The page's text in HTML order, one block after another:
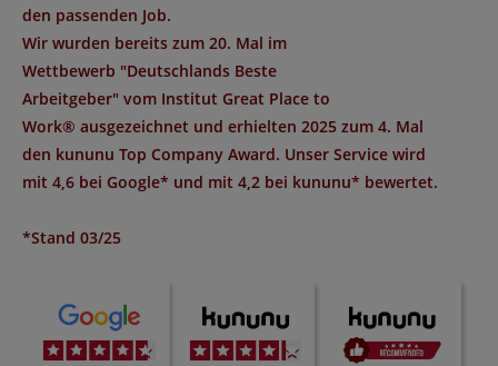
den passenden Job.
Wir wurden bereits zum 20. Mal im
Wettbewerb "Deutschlands Beste
Arbeitgeber" vom Institut Great Place to
Work® ausgezeichnet und erhielten 2025 zum 4. Mal
den kununu Top Company Award. Unser Service wird
mit 4,6 bei Google* und mit 4,2 bei kununu* bewertet.
*Stand 03/25